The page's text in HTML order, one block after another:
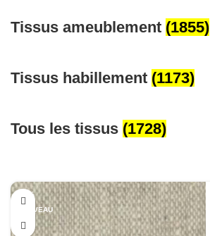
Tissus ameublement (1855)
Tissus habillement (1173)
Tous les tissus (1728)
-30%
NOUVEAU